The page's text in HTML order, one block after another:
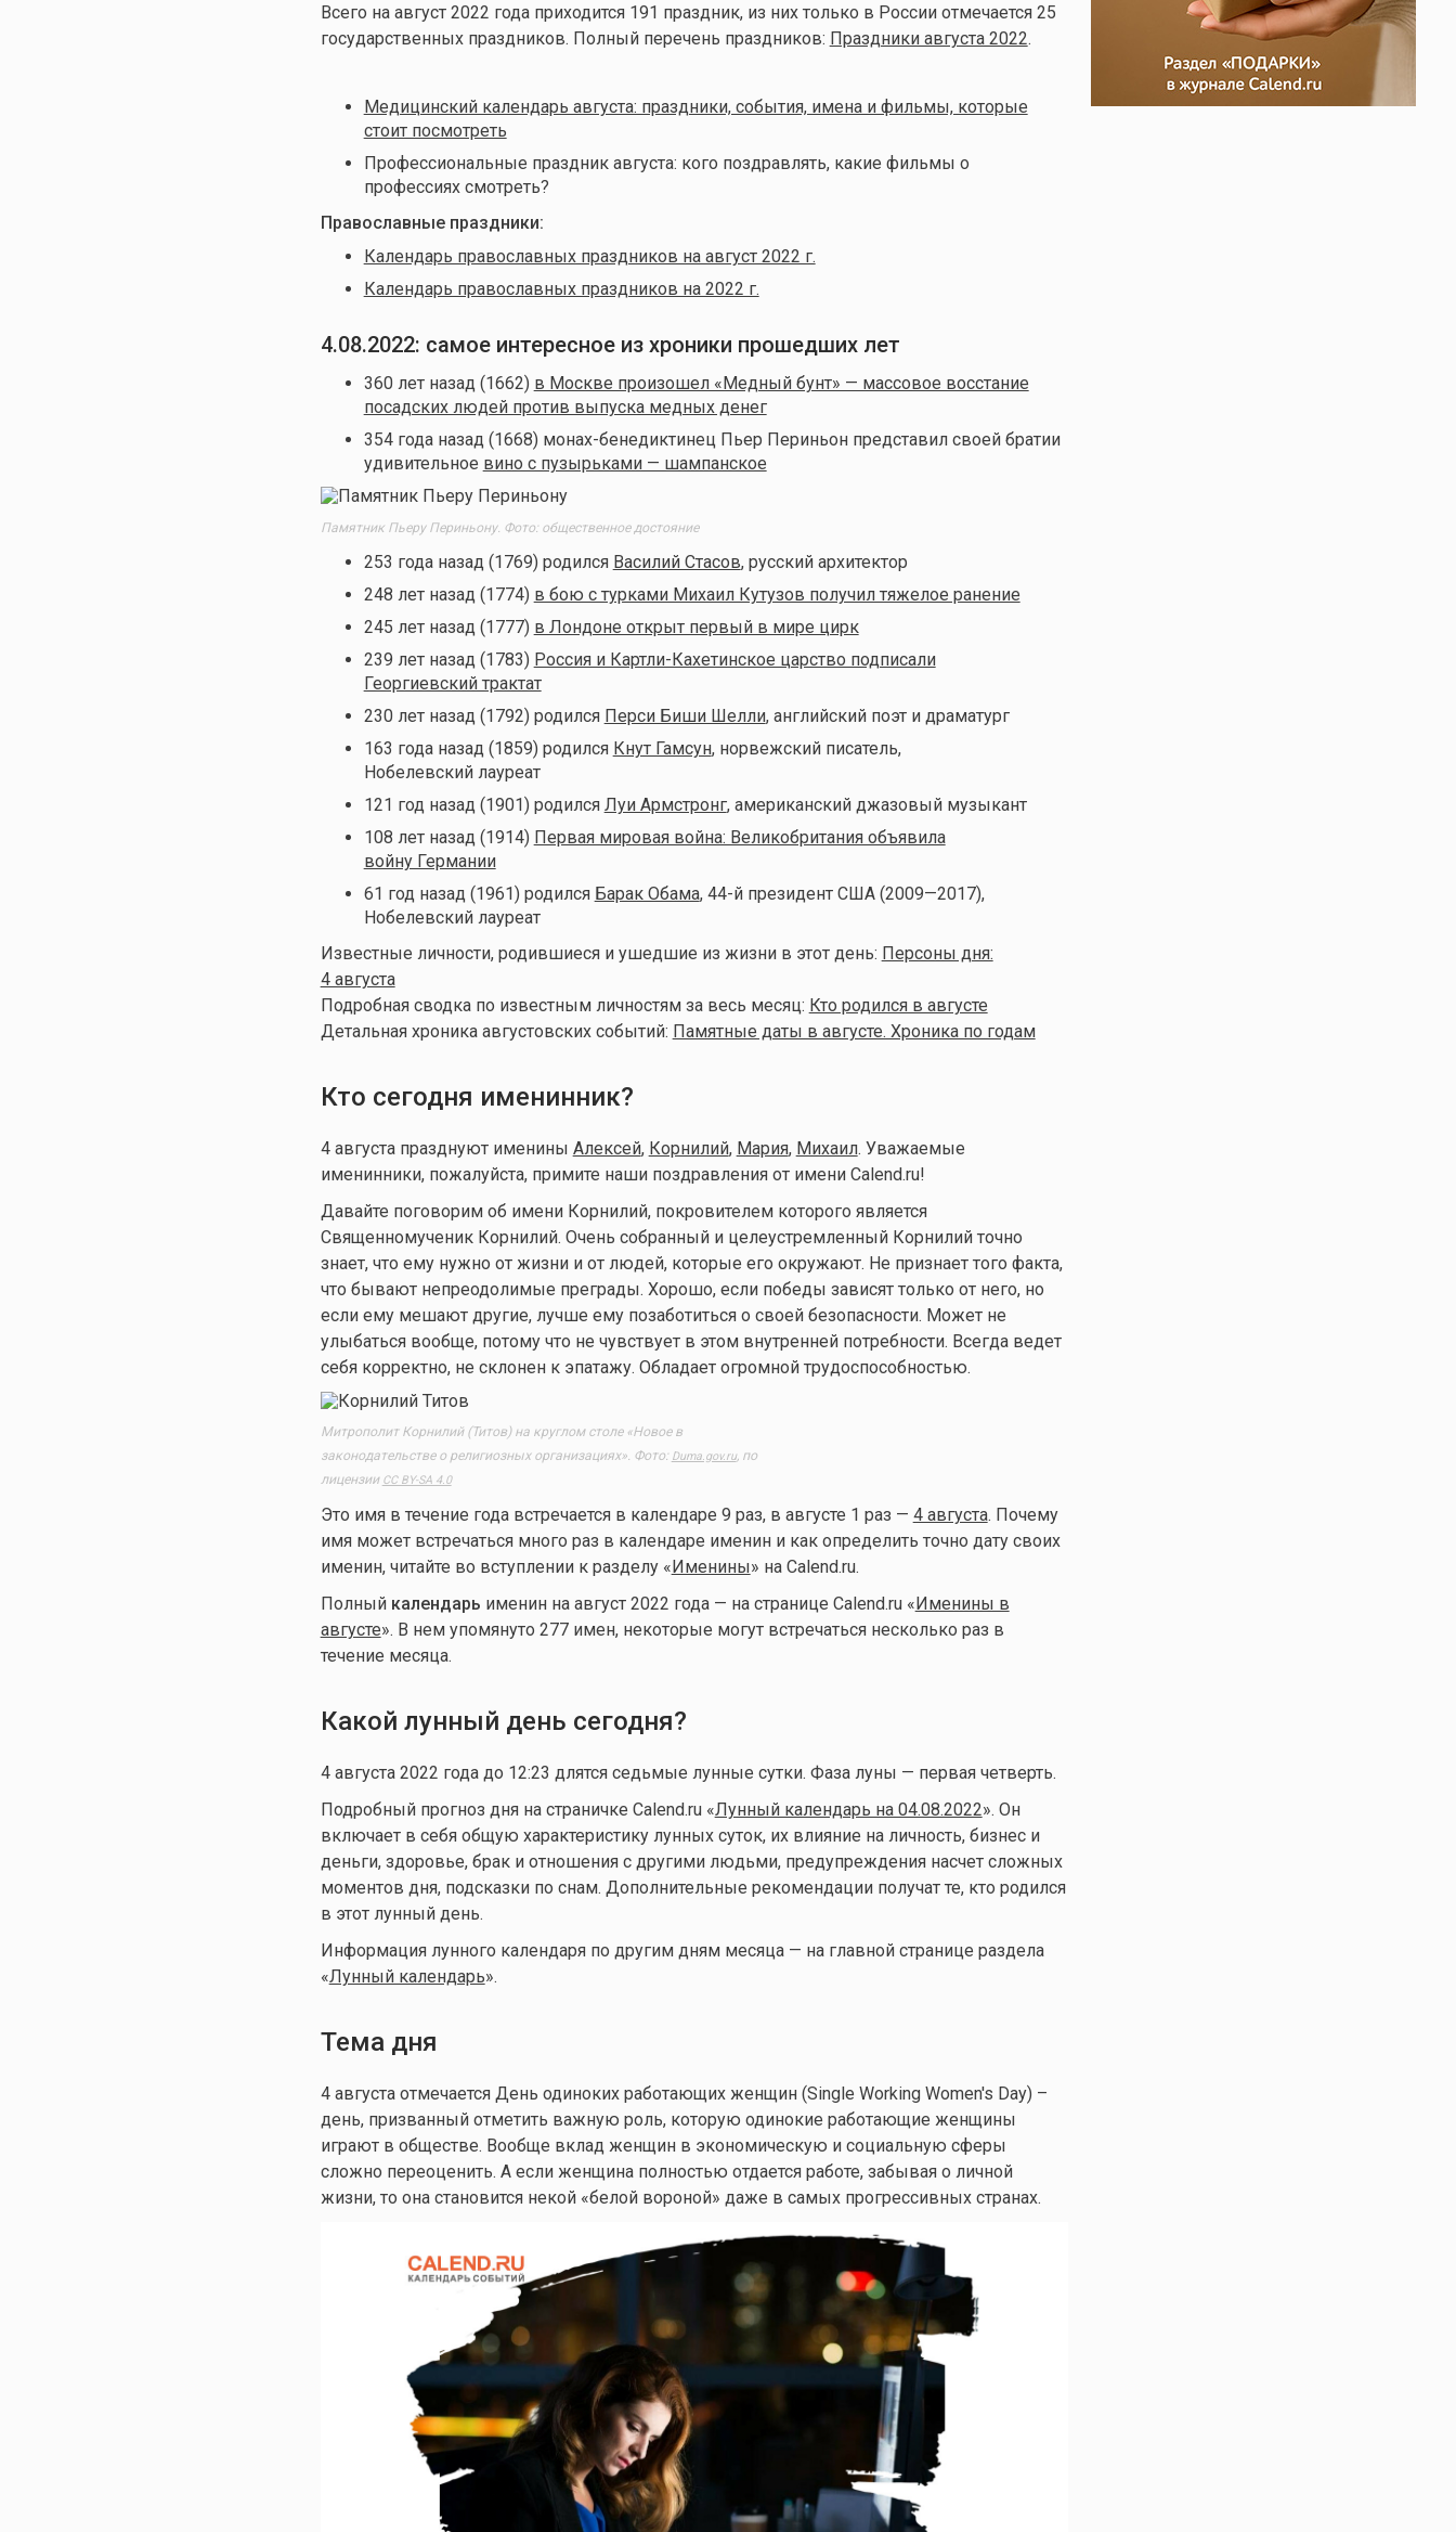
Всего на август 2022 года приходится 191 праздник, из них только в России отмечается 25
государственных праздников. Полный перечень праздников: Праздники августа 2022.
Медицинский календарь августа: праздники, события, имена и фильмы, которые
стоит посмотреть
Профессиональные праздник августа: кого поздравлять, какие фильмы о
профессиях смотреть?
Православные праздники:
Календарь православных праздников на август 2022 г.
Календарь православных праздников на 2022 г.
4.08.2022: самое интересное из хроники прошедших лет
360 лет назад (1662) в Москве произошел «Медный бунт» — массовое восстание
посадских людей против выпуска медных денег
354 года назад (1668) монах-бенедиктинец Пьер Периньон представил своей братии
удивительное вино с пузырьками — шампанское
Памятник Пьеру Периньону. Фото: общественное достояние
253 года назад (1769) родился Василий Стасов, русский архитектор
248 лет назад (1774) в бою с турками Михаил Кутузов получил тяжелое ранение
245 лет назад (1777) в Лондоне открыт первый в мире цирк
239 лет назад (1783) Россия и Картли-Кахетинское царство подписали
Георгиевский трактат
230 лет назад (1792) родился Перси Биши Шелли, английский поэт и драматург
163 года назад (1859) родился Кнут Гамсун, норвежский писатель,
Нобелевский лауреат
121 год назад (1901) родился Луи Армстронг, американский джазовый музыкант
108 лет назад (1914) Первая мировая война: Великобритания объявила
войну Германии
61 год назад (1961) родился Барак Обама, 44-й президент США (2009—2017),
Нобелевский лауреат
Известные личности, родившиеся и ушедшие из жизни в этот день: Персоны дня:
4 августа
Подробная сводка по известным личностям за весь месяц: Кто родился в августе
Детальная хроника августовских событий: Памятные даты в августе. Хроника по годам
Кто сегодня именинник?
4 августа празднуют именины Алексей, Корнилий, Мария, Михаил. Уважаемые
именинники, пожалуйста, примите наши поздравления от имени Calend.ru!
Давайте поговорим об имени Корнилий, покровителем которого является
Священномученик Корнилий. Очень собранный и целеустремленный Корнилий точно
знает, что ему нужно от жизни и от людей, которые его окружают. Не признает того факта,
что бывают непреодолимые преграды. Хорошо, если победы зависят только от него, но
если ему мешают другие, лучше ему позаботиться о своей безопасности. Может не
улыбаться вообще, потому что не чувствует в этом внутренней потребности. Всегда ведет
себя корректно, не склонен к эпатажу. Обладает огромной трудоспособностью.
Митрополит Корнилий (Титов) на круглом столе «Новое в
законодательстве о религиозных организациях». Фото: Duma.gov.ru, по
лицензии CC BY-SA 4.0
Это имя в течение года встречается в календаре 9 раз, в августе 1 раз — 4 августа. Почему
имя может встречаться много раз в календаре именин и как определить точно дату своих
именин, читайте во вступлении к разделу « Именины» на Calend.ru.
Полный календарь именин на август 2022 года — на странице Calend.ru « Именины в
августе». В нем упомянуто 277 имен, некоторые могут встречаться несколько раз в
течение месяца.
Какой лунный день сегодня?
4 августа 2022 года до 12:23 длятся седьмые лунные сутки. Фаза луны — первая четверть.
Подробный прогноз дня на страничке Calend.ru «Лунный календарь на 04.08.2022». Он
включает в себя общую характеристику лунных суток, их влияние на личность, бизнес и
деньги, здоровье, брак и отношения с другими людьми, предупреждения насчет сложных
моментов дня, подсказки по снам. Дополнительные рекомендации получат те, кто родился
в этот лунный день.
Информация лунного календаря по другим дням месяца — на главной странице раздела
«Лунный календарь».
Тема дня
4 августа отмечается День одиноких работающих женщин (Single Working Women's Day) –
день, призванный отметить важную роль, которую одинокие работающие женщины
играют в обществе. Вообще вклад женщин в экономическую и социальную сферы
сложно переоценить. А если женщина полностью отдается работе, забывая о личной
жизни, то она становится некой «белой вороной» даже в самых прогрессивных странах.